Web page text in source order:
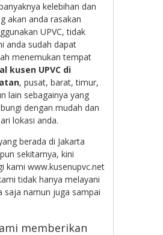
kelebihan dan
akan anda rasakan
UPVC, tidak
anda sudah dapat
menemukan tempat
kusen UPVC di
, pusat, barat, timur,
lain sebagainya yang
dengan mudah dan
lokasi anda.
berada di Jakarta
sekitarnya, kini
kami www.kusenupvc.net
tidak hanya melayani
saja namun juga sampai
memberikan